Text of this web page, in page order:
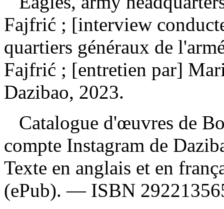
Fajfrić ; [interview
quartiers généraux de
Fajfrić ; [entretien par]
Dazibao, 2023.
Catalogue d'œuvres de
compte Instagram de
Texte en anglais et en
(ePub). — ISBN